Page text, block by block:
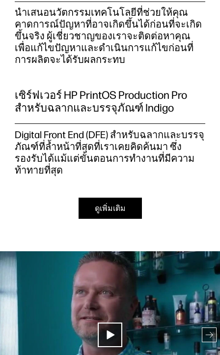
นำเสนอนวัตกรรมเทคโนโลยีที่ช่วยให้คุณ
คาดการณ์ปัญหาที่อาจเกิดขึ้นได้ก่อนที่จะเกิด
ขึ้นจริง ผู้เชี่ยวชาญของเราจะติดต่อหาคุณ
เพื่อแก้ไขปัญหาและดำเนินการแก้ไขก่อนที่
การผลิตจะได้รับผลกระทบ
เซิร์ฟเวอร์ HP PrintOS Production Pro
สำหรับฉลากและบรรจุภัณฑ์ Indigo
Digital Front End (DFE) สำหรับฉลากและบรรจุ
ภัณฑ์ที่ล้ำหน้าที่สุดที่เราเคยคิดค้นมา ซึ่ง
รองรับได้แม้แต่ขั้นตอนการทำงานที่มีความ
ท้าทายที่สุด
ดูเพิ่มเติม